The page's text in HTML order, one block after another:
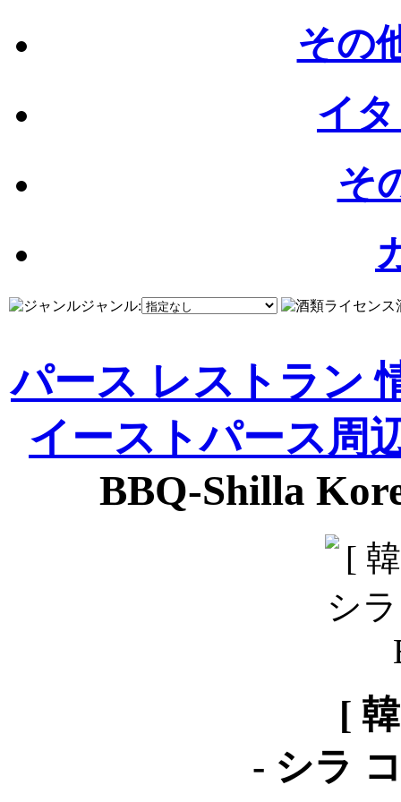
その
イ
そ
ジャンル:
パース レストラン
イーストパース周
BBQ-Shilla
[
- シラ